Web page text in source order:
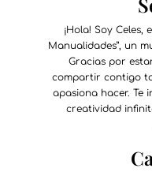
¡Hola! Soy Celes,
Manualidades”, un
Gracias por
compartir contigo
apasiona hacer. Te
creatividad